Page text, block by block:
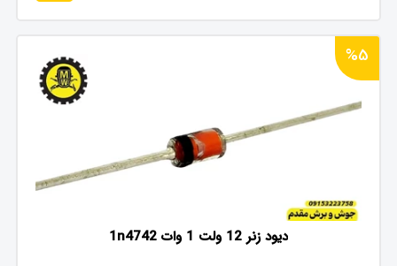
%5
دیود زنر 12 ولت 1 وات 1n4742